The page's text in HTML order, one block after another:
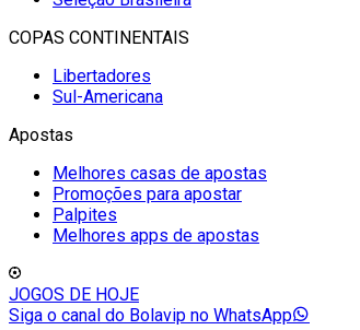
COPAS CONTINENTAIS
Libertadores
Sul-Americana
Apostas
Melhores casas de apostas
Promoções para apostar
Palpites
Melhores apps de apostas
JOGOS DE HOJE
Siga o canal do Bolavip no WhatsApp